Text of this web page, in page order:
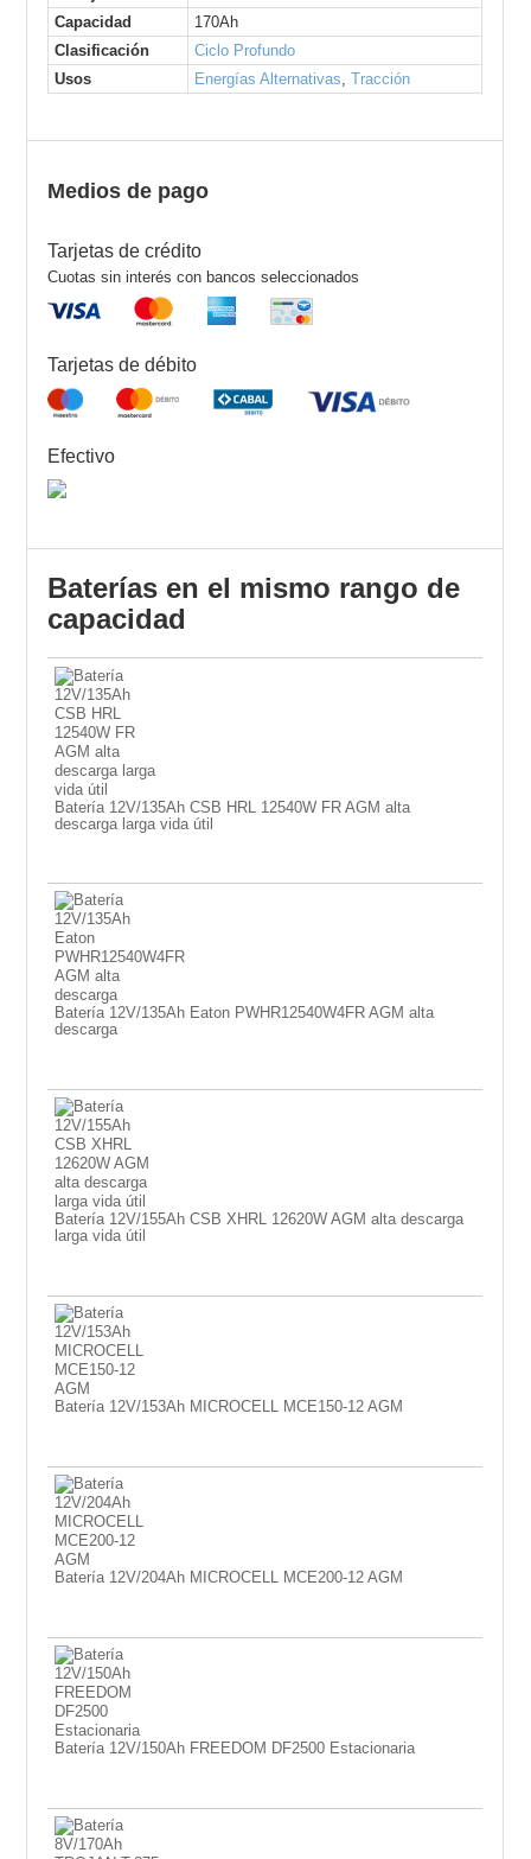
Capacidad
170Ah
Clasificación
Ciclo Profundo
Usos
Energías Alternativas Tracción
Medios de pago
Tarjetas de crédito
Cuotas sin interés con bancos seleccionados
Tarjetas de débito
Efectivo
Baterías en el mismo rango de
capacidad
Batería 12V/135Ah CSB HRL 12540W FR AGM alta
descarga larga vida útil
Batería 12V/135Ah Eaton PWHR12540W4FR AGM alta
descarga
Batería 12V/155Ah CSB XHRL 12620W AGM alta descarga
larga vida útil
Batería 12V/153Ah MICROCELL MCE150-12 AGM
Batería 12V/204Ah MICROCELL MCE200-12 AGM
Batería 12V/150Ah FREEDOM DF2500 Estacionaria